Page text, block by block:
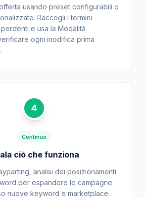
usando preset configurabili o
Raccogli i termini
e usa la Modalità
ogni modifica prima
4
Continuo
ciò che funziona
analisi dei posizionamenti
per espandere le campagne
nuove keyword e marketplace.